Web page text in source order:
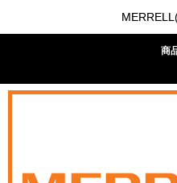
商